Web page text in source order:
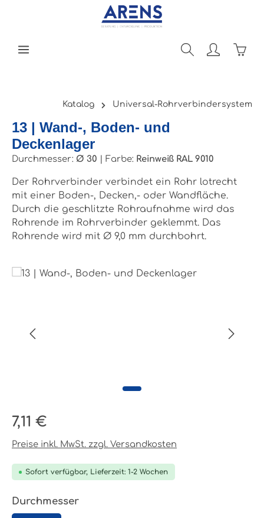
Zum Hauptinhalt springen
Katalog Universal-Rohrverbindersystem
13 | Wand-, Boden- und
Deckenlager
Durchmesser: Ø 30 Farbe: Reinweiß RAL 9010
Der Rohrverbinder verbindet ein Rohr lotrecht
mit einer Boden-, Decken,- oder Wandfläche.
Durch die geschlitzte Rohraufnahme wird das
Rohrende im Rohrverbinder geklemmt. Das
Rohrende wird mit Ø 9,0 mm durchbohrt.
Bildergalerie überspringen
Regulärer Preis:
7,11 €
Preise inkl. MwSt. zzgl. Versandkosten
Sofort verfügbar, Lieferzeit: 1-2 Wochen
Durchmesserauswählen